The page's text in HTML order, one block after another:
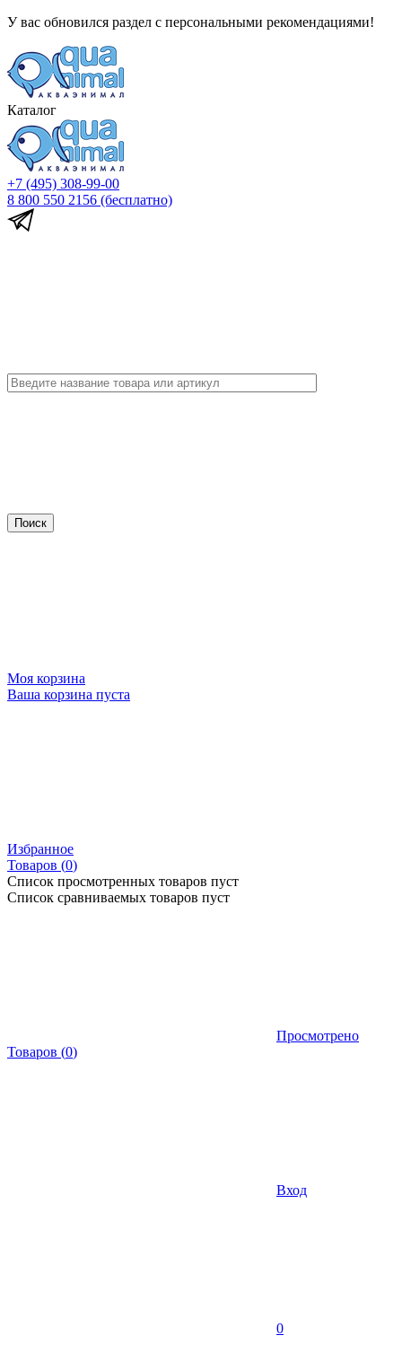
У вас обновился раздел с персональными рекомендациями!
Каталог
+7 (495) 308-99-00
8 800 550 2156 (бесплатно)
Моя корзина
Ваша корзина пуста
Избранное
Товаров (0)
Список просмотренных товаров пуст
Список сравниваемых товаров пуст
Просмотрено
Товаров (0)
Вход
0